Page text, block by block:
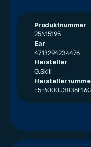
Produktnummer
25N15195
Ean
4713294234476
Hersteller
G.Skill
F5-